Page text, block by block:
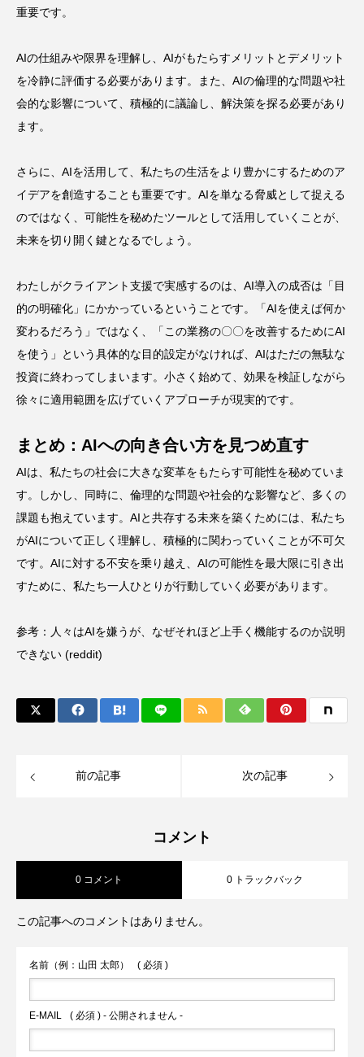
重要です。
AIの仕組みや限界を理解し、AIがもたらすメリットとデメリット
を冷静に評価する必要があります。また、AIの倫理的な問題や社
会的な影響について、積極的に議論し、解決策を探る必要があり
ます。
さらに、AIを活用して、私たちの生活をより豊かにするためのア
イデアを創造することも重要です。AIを単なる脅威として捉える
のではなく、可能性を秘めたツールとして活用していくことが、
未来を切り開く鍵となるでしょう。
わたしがクライアント支援で実感するのは、AI導入の成否は「目
的の明確化」にかかっているということです。「AIを使えば何か
変わるだろう」ではなく、「この業務の〇〇を改善するためにAI
を使う」という具体的な目的設定がなければ、AIはただの無駄な
投資に終わってしまいます。小さく始めて、効果を検証しながら
徐々に適用範囲を広げていくアプローチが現実的です。
まとめ：AIへの向き合い方を見つめ直す
AIは、私たちの社会に大きな変革をもたらす可能性を秘めていま
す。しかし、同時に、倫理的な問題や社会的な影響など、多くの
課題も抱えています。AIと共存する未来を築くためには、私たち
がAIについて正しく理解し、積極的に関わっていくことが不可欠
です。AIに対する不安を乗り越え、AIの可能性を最大限に引き出
すために、私たち一人ひとりが行動していく必要があります。
参考： 人々はAIを嫌うが、なぜそれほど上手く機能するのか説明
できない (reddit)
前の記事 次の記事
コメント
0 コメント 0 トラックバック
この記事へのコメントはありません。
名前（例：山田 太郎） ( 必須 )
E-MAIL ( 必須 ) - 公開されません -